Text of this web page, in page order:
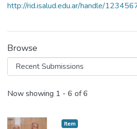
http://rid.isalud.edu.ar/handle/
Browse
Recent Submissions
Now showing 1 - 6 of 6
Item